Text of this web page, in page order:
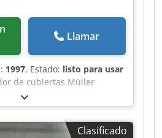
Llamar
1997, Estado: listo para usar
de cubiertas Müller
fabricación 1997
Clasificado